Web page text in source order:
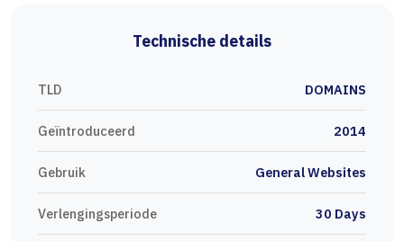
Technische details
TLD DOMAINS
Geïntroduceerd 2014
Gebruik General Websites
Verlengingsperiode 30 Days